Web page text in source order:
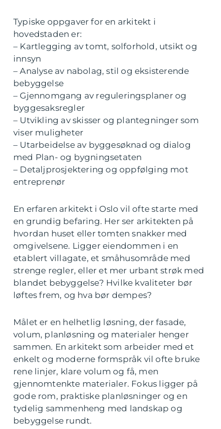
Typiske oppgaver for en arkitekt i
hovedstaden er:
– Kartlegging av tomt, solforhold, utsikt og
innsyn
– Analyse av nabolag, stil og eksisterende
bebyggelse
– Gjennomgang av reguleringsplaner og
byggesaksregler
– Utvikling av skisser og plantegninger som
viser muligheter
– Utarbeidelse av byggesøknad og dialog
med Plan- og bygningsetaten
– Detaljprosjektering og oppfølging mot
entreprenør
En erfaren arkitekt i Oslo vil ofte starte med
en grundig befaring. Her ser arkitekten på
hvordan huset eller tomten snakker med
omgivelsene. Ligger eiendommen i en
etablert villagate, et småhusområde med
strenge regler, eller et mer urbant strøk med
blandet bebyggelse? Hvilke kvaliteter bør
løftes frem, og hva bør dempes?
Målet er en helhetlig løsning, der fasade,
volum, planløsning og materialer henger
sammen. En arkitekt som arbeider med et
enkelt og moderne formspråk vil ofte bruke
rene linjer, klare volum og få, men
gjennomtenkte materialer. Fokus ligger på
gode rom, praktiske planløsninger og en
tydelig sammenheng med landskap og
bebyggelse rundt.